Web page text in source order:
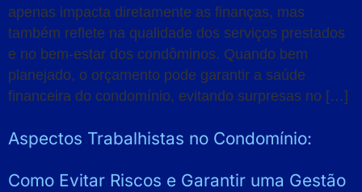
apenas impacta diretamente as finanças, mas
também reflete na qualidade dos serviços prestados
e no bem-estar dos condôminos. Quando bem
planejado, o orçamento pode garantir a saúde
financeira do condomínio, evitando surpresas no […]
Aspectos Trabalhistas no Condomínio:
Como Evitar Riscos e Garantir uma Gestão